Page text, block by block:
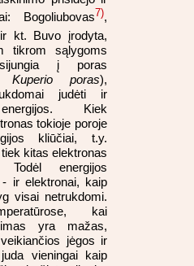
Bogoliubovas7),
ir kt. Buvo įrodyta,
tikrom sąlygoms
į poras
Kuperio poras),
judėti ir
Kiek
tokioje poroje
kliūčiai, t.y.
kitas elektronas
energijos
- ir elektronai, kaip
visai netrukdomi.
kai
yra mažas,
jėgos ir
vieningai kaip